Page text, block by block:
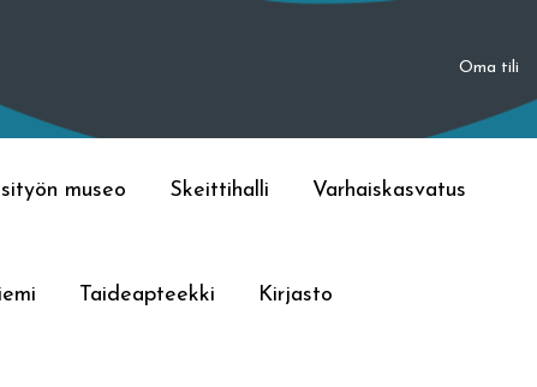
Oma tili
museo Skeittihalli Varhaiskasvatus
Taideapteekki Kirjasto